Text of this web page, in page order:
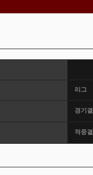
리그
경기
적중